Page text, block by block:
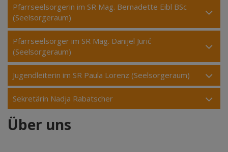
Pfarrseelsorgerin im SR Mag. Bernadette Eibl BSc
(Seelsorgeraum)
Pfarrseelsorger im SR Mag. Danijel Jurić
(Seelsorgeraum)
Jugendleiterin im SR Paula Lorenz (Seelsorgeraum)
Sekretärin Nadja Rabatscher
Über uns